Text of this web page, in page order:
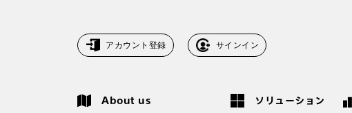
アカウント登録 サインイン
About us ソリューション